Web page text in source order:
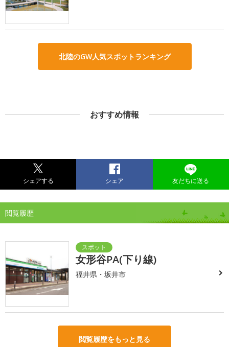
北陸のGW人気スポットランキング
おすすめ情報
シェアする シェア 友だちに送る
閲覧履歴
女形谷PA(下り線)
福井県・坂井市
閲覧履歴をもっと見る